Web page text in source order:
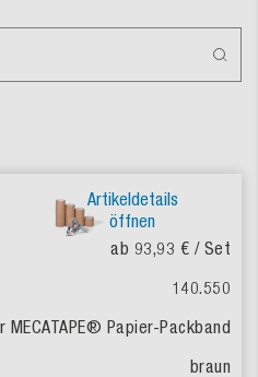
Artikeldetails
öffnen
ab 93,93 € / Set
140.550
MECATAPE® Papier-Packband
braun